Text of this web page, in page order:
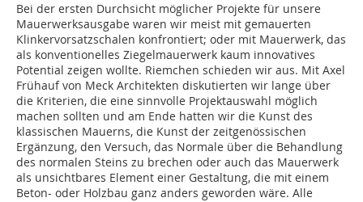
Bei der ersten Durchsicht möglicher Projekte für unsere
Mauerwerksausgabe waren wir meist mit gemauerten
Klinkervorsatzschalen konfrontiert; oder mit Mauerwerk, das
als konventionelles Ziegelmauerwerk kaum innovatives
Potential zeigen wollte. Riemchen schieden wir aus. Mit Axel
Frühauf von Meck Architekten diskutierten wir lange über
die Kriterien, die eine sinnvolle Projektauswahl möglich
machen sollten und am Ende hatten wir die Kunst des
klassischen Mauerns, die Kunst der zeitgenössischen
Ergänzung, den Versuch, das Normale über die Behandlung
des normalen Steins zu brechen oder auch das Mauerwerk
als unsichtbares Element einer Gestaltung, die mit einem
Beton- oder Holzbau ganz anders geworden wäre. Alle